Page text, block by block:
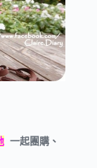
一起團購、